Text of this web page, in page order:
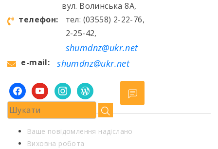
вул. Волинська 8А,
телефон:
тел: (03558) 2-22-76,
2-25-42,
shumdnz@ukr.net
e-mail: shumdnz@ukr.net
facebookyoutubeinstagramwordpress
Ваше повідомлення надіслано
Виховна робота